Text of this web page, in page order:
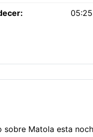
sobre Matola esta